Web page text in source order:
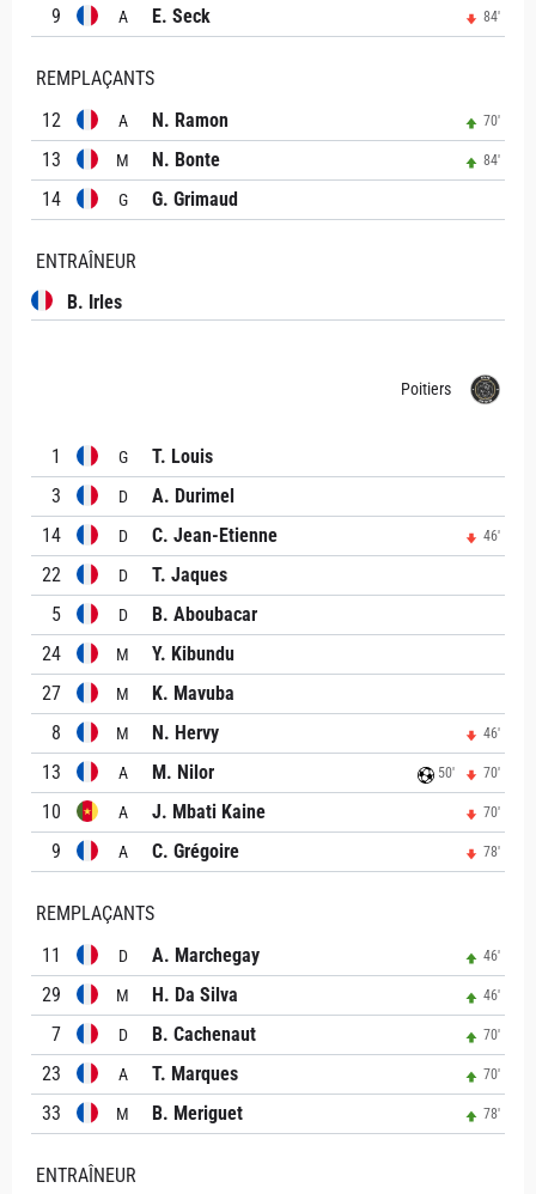
9
A E. Seck 84'
REMPLAÇANTS
12
A N. Ramon 70'
13 M N. Bonte 84'
14 G G. Grimaud
ENTRAÎNEUR
B. Irles
Poitiers
1 G
T. Louis
3
D
A. Durimel
14
D C. Jean-Etienne 46'
22 D
T. Jaques
5
D
B. Aboubacar
24
M
Y. Kibundu
27
M
K. Mavuba
8
M N. Hervy 46'
13 A M. Nilor 50' 70'
10 A J. Mbati Kaine 70'
9 A C. Grégoire 78'
REMPLAÇANTS
11
D A. Marchegay 46'
29 M H. Da Silva 46'
7 D B. Cachenaut 70'
23 A T. Marques 70'
33 M B. Meriguet 78'
ENTRAÎNEUR